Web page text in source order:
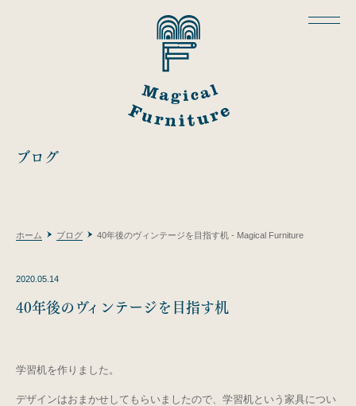
ブログ
ホーム ブログ 40年後のヴィンテージを目指す机 - Magical Furniture
2020.05.14
40年後のヴィンテージを目指す机
学習机を作りました。
デザインはおまかせしてもらいましたので、学習机という家具につい